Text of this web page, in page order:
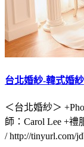
台北婚紗-韓式婚
＜台北婚紗＞
師：Carol Lee +禮
/ http://tinyurl.com/